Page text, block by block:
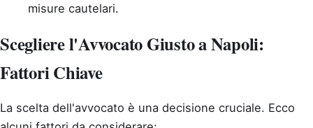
misure cautelari.
Scegliere l'Avvocato Giusto a Napoli:
Fattori Chiave
La scelta dell'avvocato è una decisione cruciale. Ecco